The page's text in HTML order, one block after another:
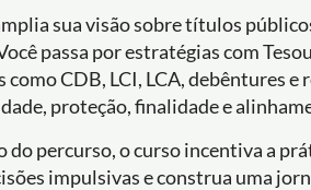
sua visão sobre títulos
passa por estratégias com
CDB, LCI, LCA, debêntures e
proteção, finalidade e
do percurso, o curso incentiva a
impulsivas e construa uma